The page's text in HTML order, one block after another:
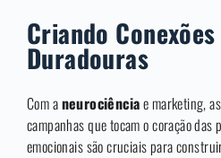
Criando
Duradouras
Com aneurociênciae marketing,
campanhas que tocam o coração das
emocionais são cruciais para